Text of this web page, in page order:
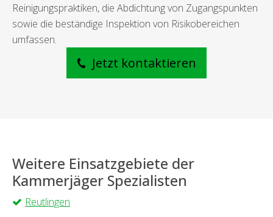
Reinigungspraktiken, die Abdichtung von Zugangspunkten
sowie die beständige Inspektion von Risikobereichen
umfassen.
Jetzt kontaktieren
Weitere Einsatzgebiete der
Kammerjäger Spezialisten
Reutlingen